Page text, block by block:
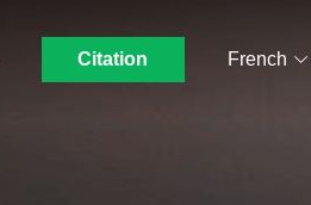
Citation French